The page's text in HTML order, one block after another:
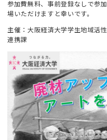
参加費無料、事前登録なしで参
場いただけますと幸いです。
主催：大阪経済大学学生地域活
連携課